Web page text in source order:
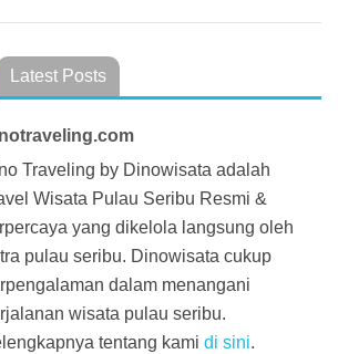
Latest Posts
Traveling by Dinowisata adalah
Wisata Pulau Seribu Resmi &
yang dikelola langsung oleh
pulau seribu. Dinowisata cukup
dalam menangani
wisata pulau seribu.
tentang kami di sini.